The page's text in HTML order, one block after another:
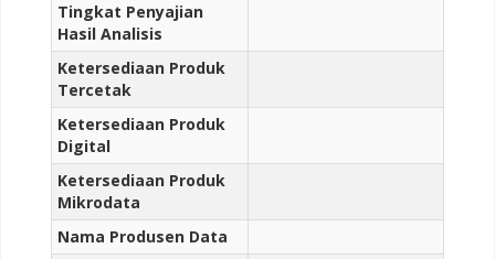
Tingkat Penyajian
Hasil Analisis
Ketersediaan Produk
Tercetak
Ketersediaan Produk
Digital
Ketersediaan Produk
Mikrodata
Nama Produsen Data